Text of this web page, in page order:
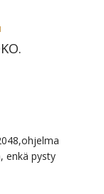
enkä pysty